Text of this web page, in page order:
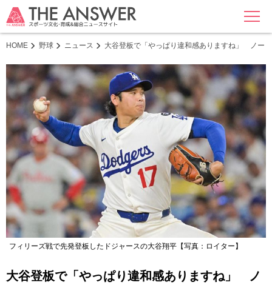
MENU
HOME 野球 ニュース 大谷登板で「やっぱり違和感ありますね」 ノー
フィリーズ戦で先発登板したドジャースの大谷翔平【写真：ロイター】
大谷登板で「やっぱり違和感ありますね」 ノ